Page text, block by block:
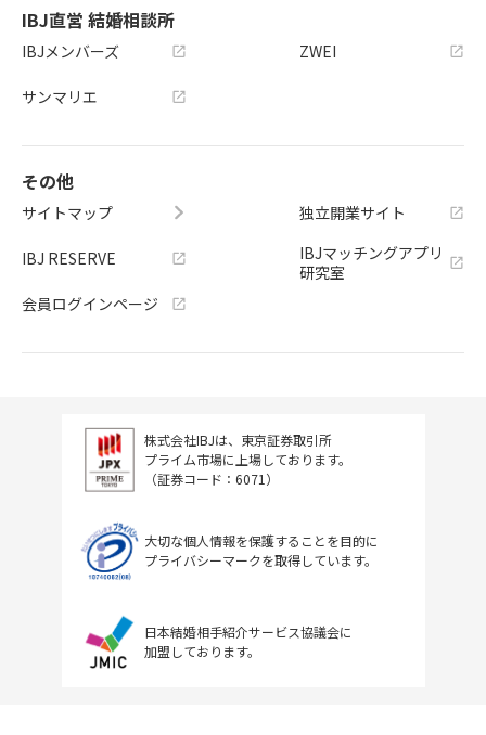
IBJ直営 結婚相談所
IBJメンバーズ
サンマリエ
ZWEI
その他
サイトマップ
IBJ RESERVE
会員ログインページ
独立開業サイト
IBJマッチングアプリ
研究室
株式会社IBJは、東京証券取引所
プライム市場に上場しております。
（証券コード：6071）
大切な個人情報を保護することを目的に
プライバシーマークを取得しています。
日本結婚相手紹介サービス協議会に
加盟しております。